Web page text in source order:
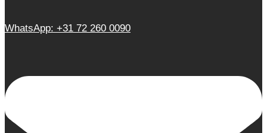
WhatsApp: +31 72 260 0090